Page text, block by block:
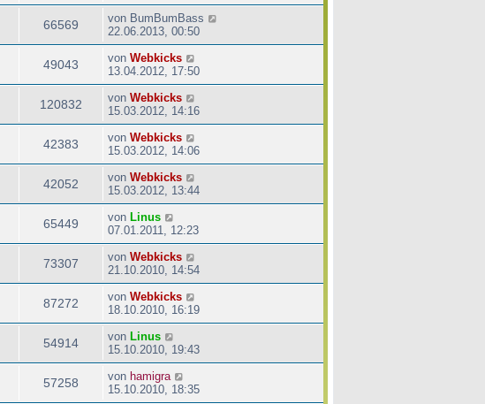
66569 von BumBumBass
22.06.2013, 00:50
49043 von Webkicks
13.04.2012, 17:50
120832 von Webkicks
15.03.2012, 14:16
42383 von Webkicks
15.03.2012, 14:06
42052 von Webkicks
15.03.2012, 13:44
65449 von Linus
07.01.2011, 12:23
73307 von Webkicks
21.10.2010, 14:54
87272 von Webkicks
18.10.2010, 16:19
54914 von Linus
15.10.2010, 19:43
57258 von hamigra
15.10.2010, 18:35